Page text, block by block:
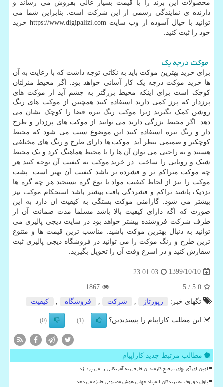
محصولات این برند را با قیمت بسیار عالی بفروش می رساند و
دارنده ی نمایندگی رسمی از این شرکت است. بنابراین شما می
توانید با خیال آسوده از وب سایت https://www.digipalizi.comخرید
خود را ثبت کنید.
موکت درجه یک
برای خرید بهترین موکت باید به نکاتی توجه داشت که با رعایت به آن
ها خرید موکت درجه یک کار آسانی خواهد بود. اگر محیط منزلتان
کوچک است برای اینکه محیط بزرگتر به چشم آید از موکت های
پرزدار که پرز کمی دارند استفاده کنید همچنین از موکت های رنگ
روشن کمک بگیرید زیرا موکت رنگ تیره فضا را کوچک نشان می
دهد. اگر محیط بزرگی دارید می توانید از موکت های پرزدار و طرح
دار و رنگ تیره استفاده کنید این موضوع سبب می شود که محیط
کوچکتر و صمیمی بنظر آید. موکت ها دارای طرح و رنگ های مختلفی
هستند و به راحتی می توان آن ها را با محیط هماهنگ کرد و یک محیط
شیک و رویایی را ساخت. در خرید موکت به کیفیت آن توجه کنید هر
چه موکت متراکم تر و فشرده تر باشد کیفیت آن بهتر است. پشت
موکت را نیز از لحاظ کیفیت مواد یا نوع گره بسنجید هر چه گره ها
نزدیک باشند تراکم و فشردگی بافت بیشتر باشد استحکام موکت نیز
بیشتر می شود. گارامنی موکت بستگی به کیفیت ان دارد به این
صورت که اگه دارای کیفیت بالا باشد مسلما مدت ضمانت آن
از
طرف شرکت فروشنده بیشتر خواهد بود در سایت دیجی پالیزی می
توانید به دنبال بهترین موکت باشید. مناسب ترین قیمت ها و متنوع
ترین طرح و رنگ موکت را می توانید در فروشگاه دیجی پالیزی ثبت
سفارش کنید و در اسرع وقت آن را تحویل بگیرید.
1399/10/10
23:01:03
5.0
/ 5
1867
تگهای خبر:
رپورتاژ شركت فروشگاه كیفیت
این مطلب کاراپیام را پسندیدین؟ (1)
(0)
مطالب مرتبط جدید کاراپیام
اوپن ای آی بهای ترجیح کارمندان خارجی به آمریکایی را می پردازد
پاول دوروف به برندگان المپیاد جهانی هوش مصنوعی جایزه می دهد